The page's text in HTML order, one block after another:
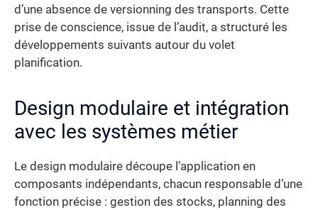
d’une absence de versionning des transports. Cette
prise de conscience, issue de l’audit, a structuré les
développements suivants autour du volet
planification.
Design modulaire et intégration
avec les systèmes métier
Le design modulaire découpe l’application en
composants indépendants, chacun responsable d’une
fonction précise : gestion des stocks, planning des